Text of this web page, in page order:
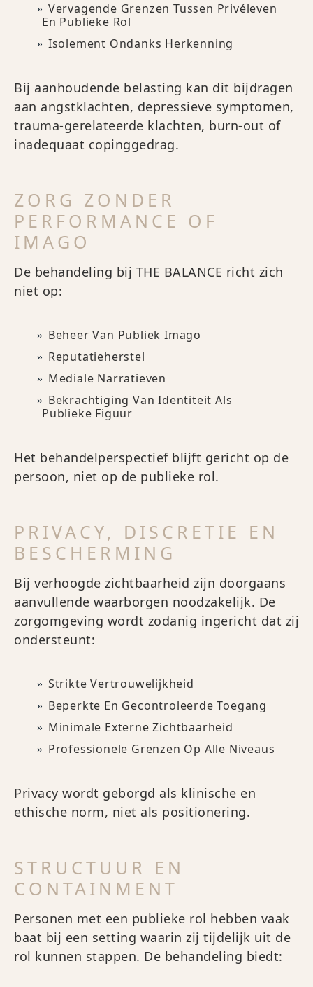
Vervagende Grenzen Tussen Privéleven
En Publieke Rol
Isolement Ondanks Herkenning
Bij aanhoudende belasting kan dit bijdragen
aan angstklachten, depressieve symptomen,
trauma-gerelateerde klachten, burn-out of
inadequaat copinggedrag.
ZORG ZONDER
PERFORMANCE OF
IMAGO
De behandeling bij THE BALANCE richt zich
niet op:
Beheer Van Publiek Imago
Reputatieherstel
Mediale Narratieven
Bekrachtiging Van Identiteit Als
Publieke Figuur
Het behandelperspectief blijft gericht op de
persoon, niet op de publieke rol.
PRIVACY, DISCRETIE EN
BESCHERMING
Bij verhoogde zichtbaarheid zijn doorgaans
aanvullende waarborgen noodzakelijk. De
zorgomgeving wordt zodanig ingericht dat zij
ondersteunt:
Strikte Vertrouwelijkheid
Beperkte En Gecontroleerde Toegang
Minimale Externe Zichtbaarheid
Professionele Grenzen Op Alle Niveaus
Privacy wordt geborgd als klinische en
ethische norm, niet als positionering.
STRUCTUUR EN
CONTAINMENT
Personen met een publieke rol hebben vaak
baat bij een setting waarin zij tijdelijk uit de
rol kunnen stappen. De behandeling biedt: